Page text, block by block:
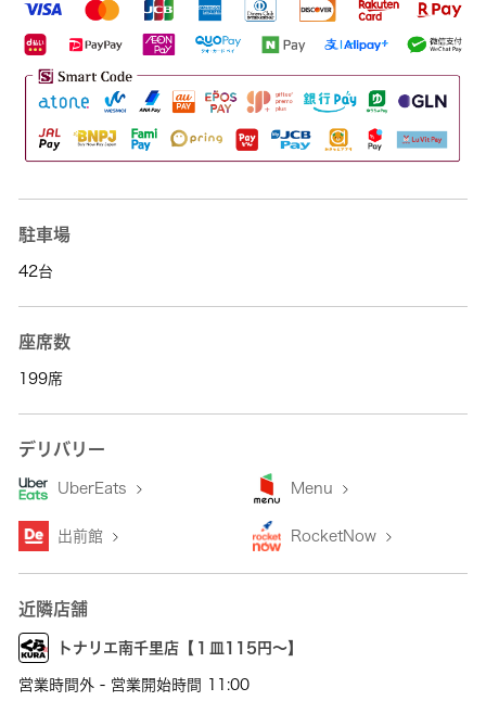
駐車場
42台
座席数
199席
デリバリー
UberEats Menu
出前館 RocketNow
近隣店舗
トナリエ南千里店【１皿115円～】
営業時間外 - 営業開始時間 11:00